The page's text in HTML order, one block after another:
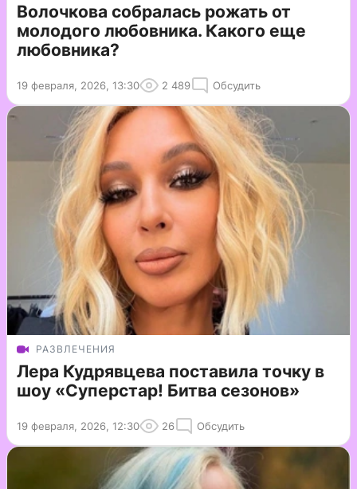
Волочкова собралась рожать от
молодого любовника. Какого еще
любовника?
19 февраля, 2026, 13:30 2 489 Обсудить
РАЗВЛЕЧЕНИЯ
Лера Кудрявцева поставила точку в
шоу «Суперстар! Битва сезонов»
19 февраля, 2026, 12:30 26 Обсудить